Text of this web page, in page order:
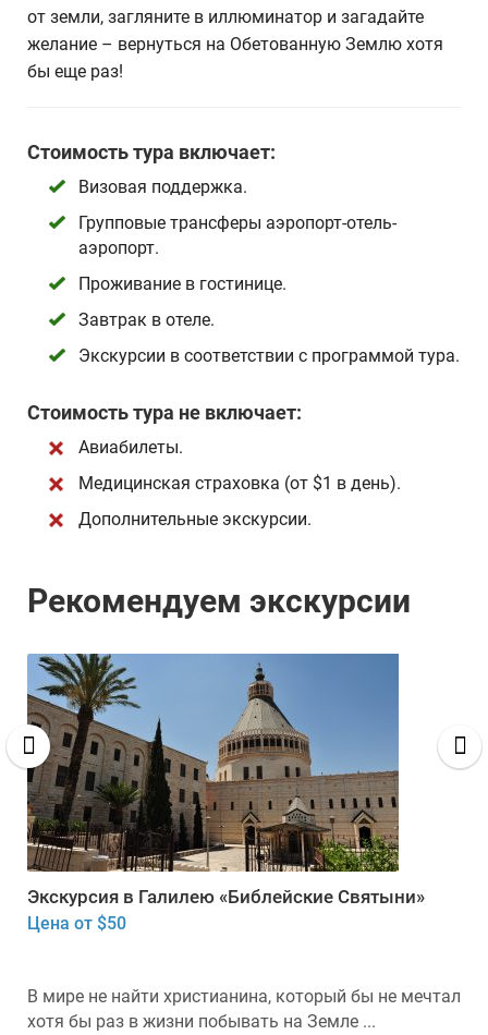
от земли, загляните в иллюминатор и загадайте
желание – вернуться на Обетованную Землю хотя
бы еще раз!
Стоимость тура включает:
Визовая поддержка.
Групповые трансферы аэропорт-отель-
аэропорт.
Проживание в гостинице.
Завтрак в отеле.
Экскурсии в соответствии с программой тура.
Стоимость тура не включает:
Авиабилеты.
Медицинская страховка (от $1 в день).
Дополнительные экскурсии.
Рекомендуем экскурсии
Экскурсия в Галилею «Библейские Святыни»
Цена от $50
В мире не найти христианина, который бы не мечтал
хотя бы раз в жизни побывать на Земле ...